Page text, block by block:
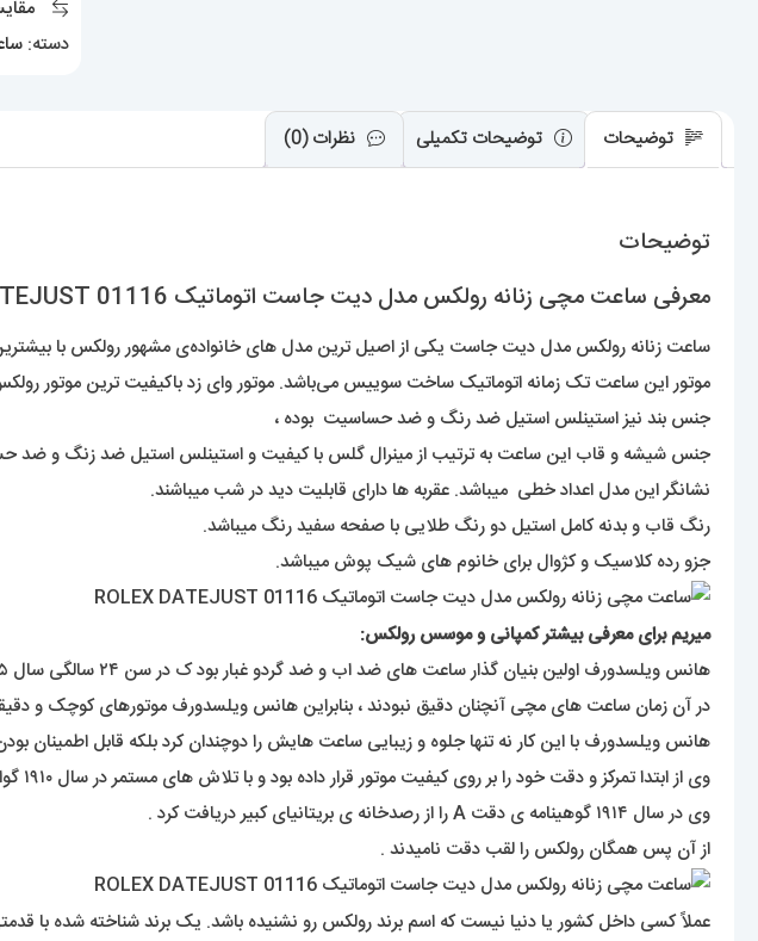
دسته:
توضیحات توضیحات تکمیلی نظرات (0)
توضیحات
معرفی ساعت مچی زنانه رولکس مدل دیت جاست اتوماتیک 01116 ROLEX DATEJUST
ساعت زنانه رولکس مدل دیت جاست یکی از اصیل ترین مدل های خانواده‌ی مشهور رولکس با بیشترین
موتور این ساعت تک زمانه اتوماتیک ساخت سوییس می‌باشد. موتور وای زد باکیفیت ترین موتور
جنس بند نیز استینلس استیل ضد رنگ و ضد حساسیت بوده ،
جنس شیشه و قاب این ساعت به ترتیب از مینرال گلس با کیفیت و استینلس استیل ضد زنگ و ضد
نشانگر این مدل اعداد خطی میباشد. عقربه ها دارای قابلیت دید در شب میباشند.
رنگ قاب و بدنه کامل استیل دو رنگ طلایی با صفحه سفید رنگ میباشد.
جزو رده کلاسیک و کژوال برای خانوم های شیک پوش میباشد.
میریم برای معرفی بیشتر کمپانی و موسس رولکس:
هانس ویلسدورف اولین بنیان گذار ساعت های ضد اب و ضد گردو غبار بود ک در سن ۲۴ سالگی سال ۱۹۰۵ یک شرکت تولید و توسعه انواع ساعت های مچی رولکس را در لندن تاسیس کرد .
در آن زمان ساعت های مچی آنچنان دقیق نبودند ، بنابراین هانس ویلسدورف موتورهای کوچک
هانس ویلسدورف با این کار نه تنها جلوه و زیبایی ساعت هایش را دوچندان کرد بلکه قابل اطمینان
وی از ابتدا تمرکز و دقت خود را بر روی کیفیت موتور قرار داده بود و با تلاش های مستمر در سال ۱۹۱۰ گواهینامه ی دقت کرونومتریک را از مرکز رتبه بندی ساعت سوئیس دریافت کرد .
وی در سال ۱۹۱۴ گوهینامه ی دقت A را از رصدخانه ی بریتانیای کبیر دریافت کرد .
از آن پس همگان رولکس را لقب دقت نامیدند .